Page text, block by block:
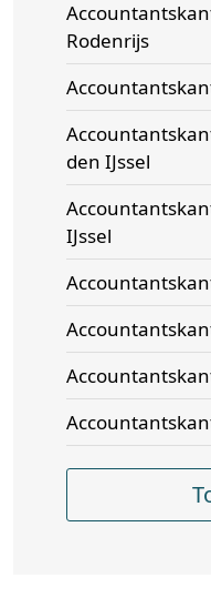
Rodenrijs
den IJssel
IJssel